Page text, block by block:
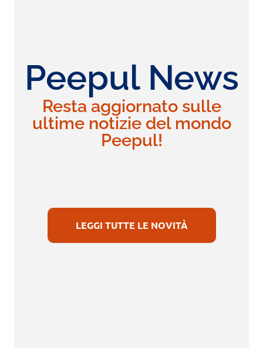
Peepul News
Resta aggiornato sulle
ultime notizie del mondo
Peepul!
LEGGI TUTTE LE NOVITÀ